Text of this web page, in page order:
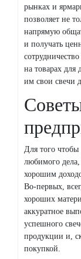
рынках и
позволяет не
напрямую
и получать
на товарах для
им свои свечи
Для того чтобы
любимого дела,
хорошим
Во-первых,
хороших
аккуратное
успешного
продукции и,
покупкой.